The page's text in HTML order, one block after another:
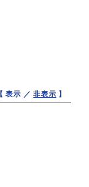
【 表示 ／非表示 】